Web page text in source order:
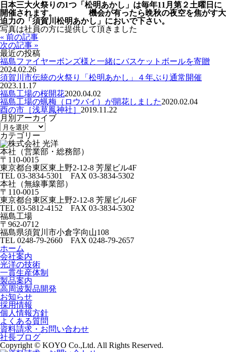
日本三大火祭りの1つ「松明あかし」は毎年11月第２土曜日に
開催されます。 機会が有ったら晩秋の夜空を焦がす大
迫力の「須賀川松明あかし」においで下さい。
写真は社員の方に提供して頂きました
« 前の記事
次の記事 »
最近の投稿
福島ファイヤーボンズ様と一緒にバスケットボールを寄贈
2024.02.26
須賀川市伝統の火祭り「松明あかし」４年ぶり通常開催
2023.11.17
福島工場の桜開花2020.04.02
福島工場の蝋梅（ロウバイ）が開花しました2020.02.04
酉の市［浅草鳳神社］ 2019.11.22
月別アーカイブ
カテゴリー
本社（営業部・総務部）
〒110-0015
東京都台東区東上野2-12-8 芳屋ビル4F
TEL 03-3834-5301 FAX 03-3834-5302
本社（無線事業部）
〒110-0015
東京都台東区東上野2-12-8 芳屋ビル6F
TEL 03-5812-4152 FAX 03-3834-5302
福島工場
〒962-0712
福島県須賀川市小倉字向山108
TEL 0248-79-2660 FAX 0248-79-2657
ホーム
会社案内
光洋の技術
一貫生産体制
製品案内
高周波製品開発
お知らせ
採用情報
個人情報方針
よくある質問
資料請求・お問い合わせ
社長ブログ
Copyright © KOYO Co.,Ltd. All Rights Reserved.